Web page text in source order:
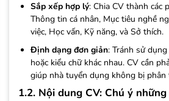
Sắp xếp hợp lý: Chia CV thành các
Thông tin cá nhân, Mục tiêu nghề
việc, Học vấn, Kỹ năng, và Sở thích.
Định dạng đơn giản: Tránh sử
hoặc kiểu chữ khác nhau. CV cần
giúp nhà tuyển dụng không bị phân
1.2. Nội dung CV: Chú ý